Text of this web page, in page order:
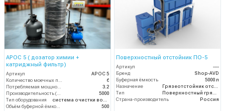
АРОС 5 ( дозатор химии +
катриджный фильтр)
Артикул
АРОС 5
Количество моечных постов (шт)
6
Потребляемая мощность (кВт)
3.2
Производительность (л/ч)
5000
Тип оборудования
система очистки воды
Объём буферной ёмкости (л)
500
Поверхностный отстойник ПО-5
Артикул
----
Бренд
Shop-AVD
Буферная ёмкость
5000 л
Назначение
Грязеотстойник отстойник для автомойки
Тип
Поверхностный грязеотстойник отстойник
Страна-производитель
Россия